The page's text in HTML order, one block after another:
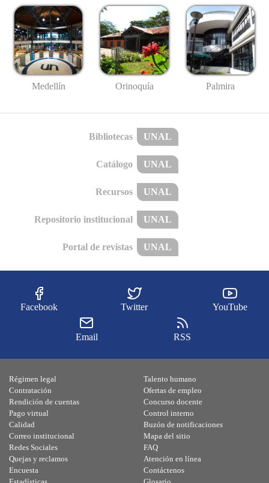
Medellín Orinoquía Palmira
Bibliotecas UNAL
Catálogo UNAL
Recursos UNAL
Repositorio institucional UNAL
Portal de revistas UNAL
Facebook Twitter YouTube
Email RSS
Régimen legal
Contratación
Rendición de cuentas
Pago virtual
Calidad
Talento humano
Ofertas de empleo
Concurso docente
Control interno
Buzón de notificaciones
Correo institucional
Redes Sociales
Quejas y reclamos
Encuesta
Mapa del sitio
FAQ
Atención en línea
Contáctenos